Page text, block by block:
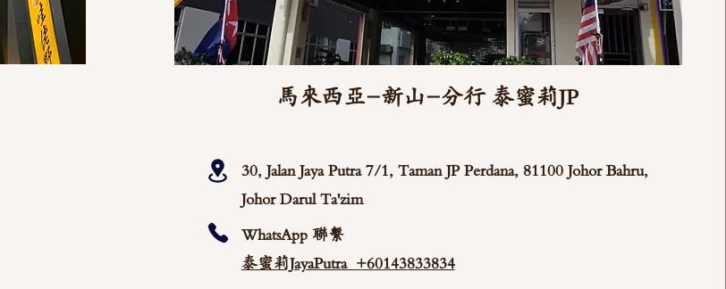
馬來西亞-新山-分行 泰蜜莉JP
30, Jalan Jaya Putra 7/1, Taman JP Perdana, 81100 Johor Bahru,
Johor Darul Ta'zim
WhatsApp 聯繫
泰蜜莉JayaPutra +60143833834